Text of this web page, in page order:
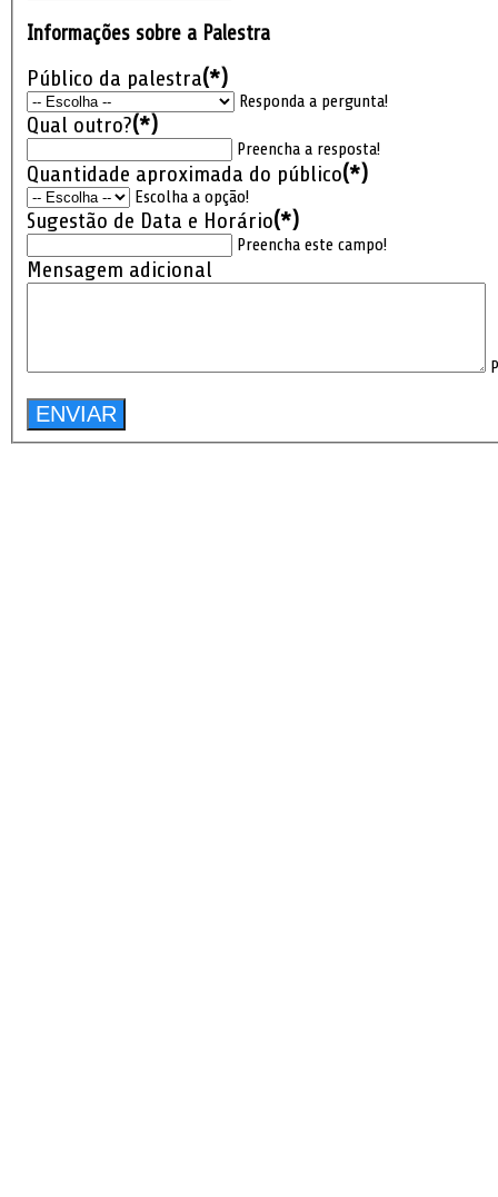
Informações sobre a Palestra
Público da palestra(*)
Responda a pergunta!
Qual outro?(*)
Preencha a resposta!
Quantidade aproximada do público(*)
Escolha a opção!
Sugestão de Data e Horário(*)
Preencha este campo!
Mensagem adicional
ENVIAR